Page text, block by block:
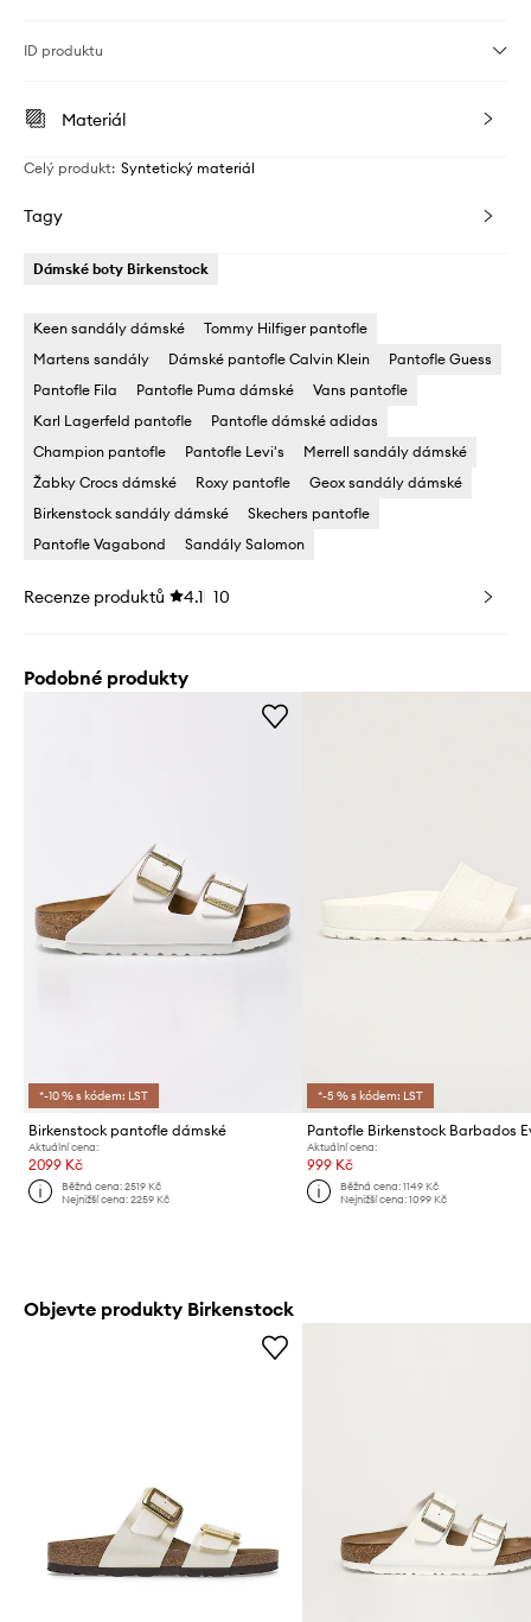
ID produktu
Materiál
Celý produkt: Syntetický materiál
Tagy
Dámské boty Birkenstock
Keen sandály dámské
Tommy Hilfiger pantofle
Martens sandály
Dámské pantofle Calvin Klein
Pantofle Guess
Pantofle Fila
Pantofle Puma dámské
Vans pantofle
Karl Lagerfeld pantofle
Pantofle dámské adidas
Champion pantofle
Pantofle Levi's
Merrell sandály dámské
Žabky Crocs dámské
Roxy pantofle
Geox sandály dámské
Birkenstock sandály dámské
Skechers pantofle
Pantofle Vagabond
Sandály Salomon
Recenze produktů 4.1 10
Podobné produkty
*-10 % s kódem: LST
Birkenstock pantofle dámské
Aktuální cena:
2099 Kč
Běžná cena:2519 Kč
Nejnižší cena:2259 Kč
*-5 % s kódem: LST
Pantofle Birkenstock Barbados
Aktuální cena:
999 Kč
Běžná cena: 1149 Kč
Nejnižší cena: 1099 Kč
Objevte produkty Birkenstock